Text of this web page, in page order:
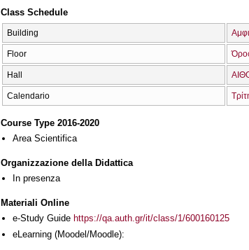
Class Schedule
Building
Floor
Hall
Calendario
Course Type 2016-2020
Area Scientifica
Organizzazione della Didattica
In presenza
Materiali Online
e-Study Guide https://qa.auth.gr/it/class/1/600160125
eLearning (Moodel/Moodle):